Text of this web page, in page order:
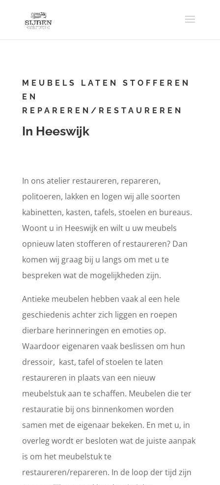
MEUBELS LATEN STOFFEREN
EN
REPAREREN/RESTAUREREN
In Heeswijk
In ons atelier restaureren, repareren,
politoeren, lakken en logen wij alle soorten
kabinetten, kasten, tafels, stoelen en bureaus.
Woont u in Heeswijk en wilt u uw meubels
opnieuw laten stofferen of restaureren? Dan
komen wij graag bij u langs om met u te
bespreken wat de mogelijkheden zijn.
Antieke meubelen hebben vaak al een hele
geschiedenis achter zich liggen en roepen
dierbare herinneringen en emoties op.
Waardoor eigenaren vaak beslissen om hun
dressoir, kast, tafel of stoelen te laten
restaureren in plaats van een nieuw
meubelstuk aan te schaffen. Meubelen die ter
restauratie bij ons binnenkomen worden
samen met de eigenaar bekeken. En met u, in
overleg wordt er besloten wat de juiste aanpak
is om het meubelstuk te
restaureren/repareren. In de loop der tijd zijn